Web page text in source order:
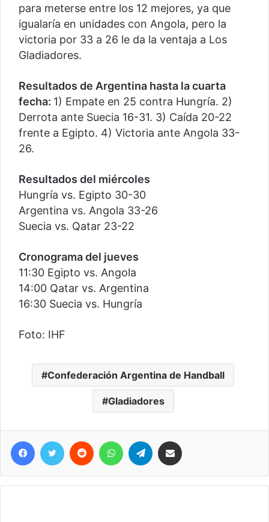
para meterse entre los 12 mejores, ya que
igualaría en unidades con Angola, pero la
victoria por 33 a 26 le da la ventaja a Los
Gladiadores.
Resultados de Argentina hasta la cuarta
fecha: 1) Empate en 25 contra Hungría. 2)
Derrota ante Suecia 16-31. 3) Caída 20-22
frente a Egipto. 4) Victoria ante Angola 33-
26.
Resultados del miércoles
Hungría vs. Egipto 30-30
Argentina vs. Angola 33-26
Suecia vs. Qatar 23-22
Cronograma del jueves
11:30 Egipto vs. Angola
14:00 Qatar vs. Argentina
16:30 Suecia vs. Hungría
Foto: IHF
Confederación Argentina de Handball
Gladiadores
Facebook
Twitter Reddit WhatsAppTelegram